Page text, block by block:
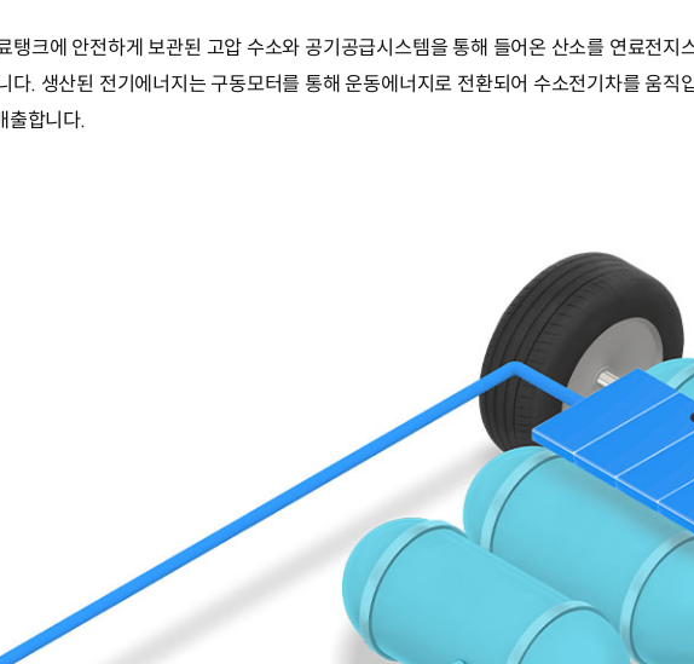
탱크에 안전하게 보관된 고압 수소와 공기공급시스템을 통해 들어온 산소를 연료전지
다. 생산된 전기에너지는 구동모터를 통해 운동에너지로 전환되어 수소전기차를 움직
출합니다.